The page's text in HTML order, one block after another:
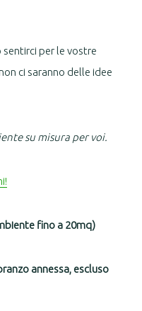
per le vostre
ci saranno delle idee
su misura per voi.
fino a 20mq)
annessa, escluso